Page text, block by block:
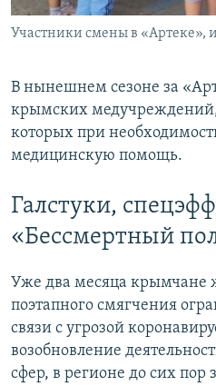
Участники смены в «Артеке»,
В нынешнем сезоне за
крымских медучреждений,
которых при
медицинскую помощь.
Галстуки,
«Бессмертный
Уже два месяца крымчане
поэтапного смягчения
связи с угрозой
возобновление
сфер, в регионе до сих